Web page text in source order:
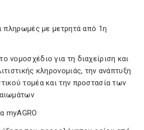
πληρωμές με μετρητά από 1η
νομοσχέδιο για τη διαχείριση και
κληρονομιάς, την ανάπτυξη
τομέα και την προστασία των
myAGRO